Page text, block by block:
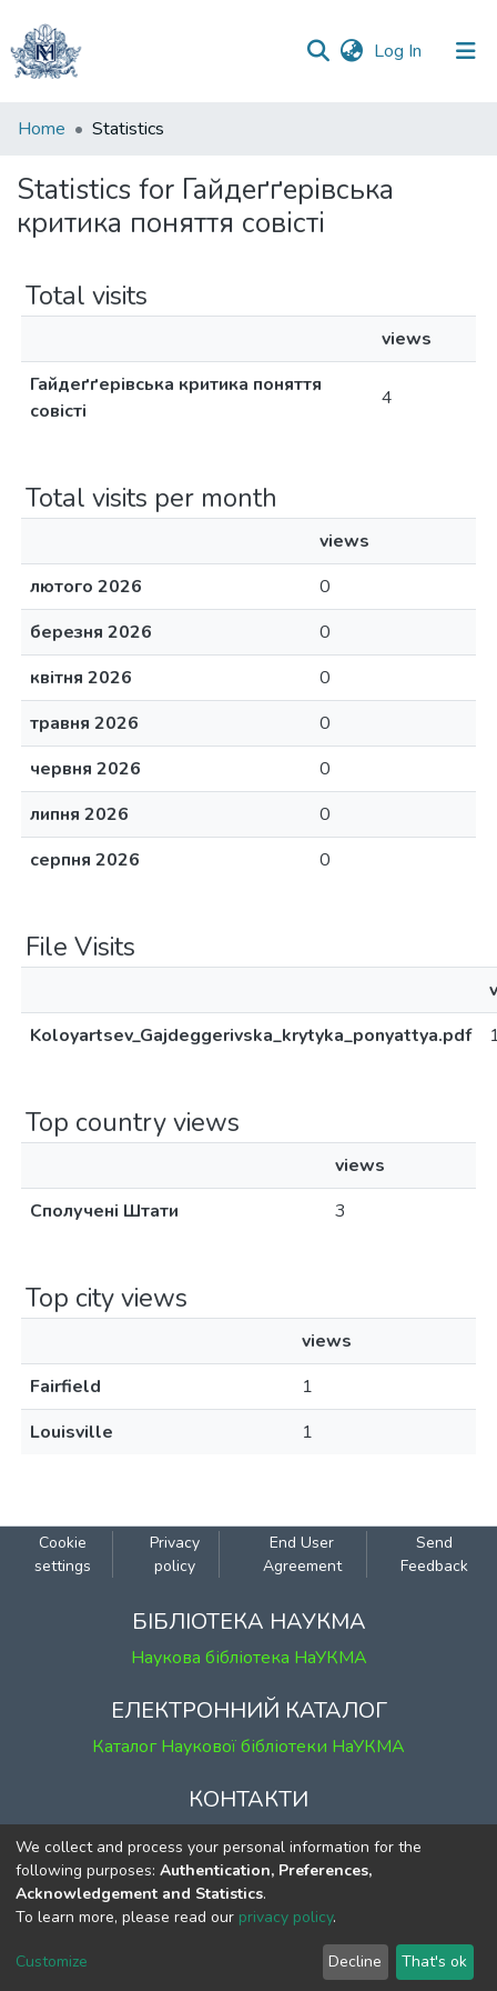
Log In (current)
Communities
Collections
All of DSpace
Home Statistics
Statistics for Гайдеґґерівська
критика поняття совісті
Total visits
views
Гайдеґґерівська критика поняття
совісті
4
Total visits per month
views
лютого 2026
0
березня 2026
0
квітня 2026
0
травня 2026
0
червня 2026
0
липня 2026
0
серпня 2026
0
File Visits
Koloyartsev_Gajdeggerivska_krytyka_ponyattya.pdf
Top country views
views
Сполучені Штати
3
Top city views
views
Fairfield
1
Louisville
1
Cookie
settings
Privacy
policy
End User
Agreement
Send
Feedback
БІБЛІОТЕКА НАУКМА
Наукова бібліотека НаУКМА
ЕЛЕКТРОННИЙ КАТАЛОГ
Каталог Наукової бібліотеки НаУКМА
КОНТАКТИ
м. Київ, вул. Григорія Сковороди, 2
к. 1, к. 120
тел. (044) 463-69-31
ekmair@ukma.edu.ua
We collect and process your personal information for the
following purposes: Authentication, Preferences,
Acknowledgement and Statistics.
To learn more, please read our privacy policy.
Customize Decline That's ok